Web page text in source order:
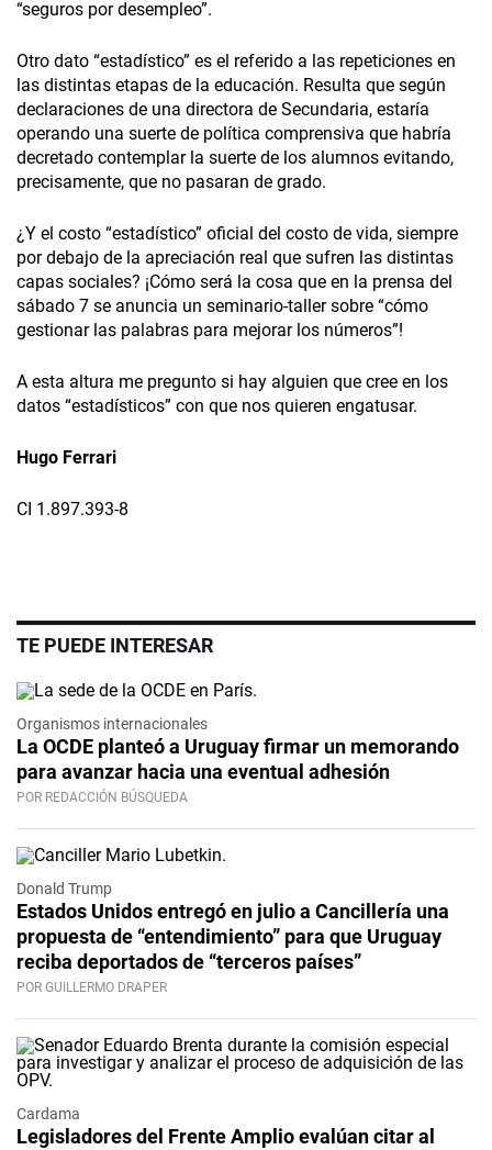
“seguros por desempleo”.
Otro dato “estadístico” es el referido a las repeticiones en
las distintas etapas de la educación. Resulta que según
declaraciones de una directora de Secundaria, estaría
operando una suerte de política comprensiva que habría
decretado contemplar la suerte de los alumnos evitando,
precisamente, que no pasaran de grado.
¿Y el costo “estadístico” oficial del costo de vida, siempre
por debajo de la apreciación real que sufren las distintas
capas sociales? ¡Cómo será la cosa que en la prensa del
sábado 7 se anuncia un seminario-taller sobre “cómo
gestionar las palabras para mejorar los números”!
A esta altura me pregunto si hay alguien que cree en los
datos “estadísticos” con que nos quieren engatusar.
Hugo Ferrari
CI 1.897.393-8
TE PUEDE INTERESAR
Organismos internacionales
La OCDE planteó a Uruguay firmar un memorando
para avanzar hacia una eventual adhesión
POR REDACCIÓN BÚSQUEDA
Donald Trump
Estados Unidos entregó en julio a Cancillería una
propuesta de “entendimiento” para que Uruguay
reciba deportados de “terceros países”
POR GUILLERMO DRAPER
Cardama
Legisladores del Frente Amplio evalúan citar al